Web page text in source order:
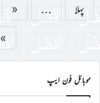
پہلا ...
«
»
موبائل فون ایپ